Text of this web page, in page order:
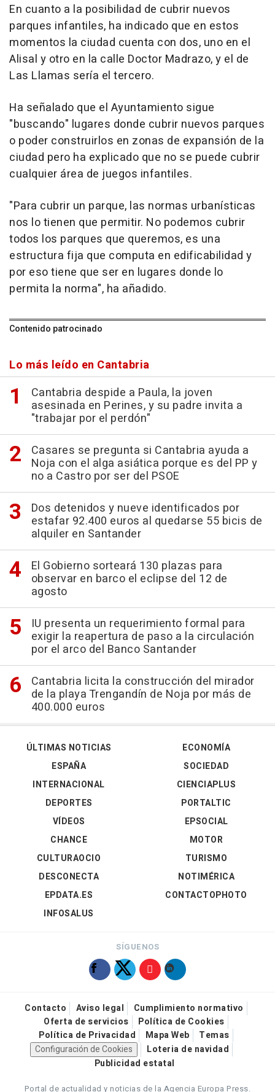
En cuanto a la posibilidad de cubrir nuevos
parques infantiles, ha indicado que en estos
momentos la ciudad cuenta con dos, uno en el
Alisal y otro en la calle Doctor Madrazo, y el de
Las Llamas sería el tercero.
Ha señalado que el Ayuntamiento sigue
"buscando" lugares donde cubrir nuevos parques
o poder construirlos en zonas de expansión de la
ciudad pero ha explicado que no se puede cubrir
cualquier área de juegos infantiles.
"Para cubrir un parque, las normas urbanísticas
nos lo tienen que permitir. No podemos cubrir
todos los parques que queremos, es una
estructura fija que computa en edificabilidad y
por eso tiene que ser en lugares donde lo
permita la norma", ha añadido.
Contenido patrocinado
Lo más leído en Cantabria
Cantabria despide a Paula, la joven
asesinada en Perines, y su padre invita a
"trabajar por el perdón"
Casares se pregunta si Cantabria ayuda a
Noja con el alga asiática porque es del PP y
no a Castro por ser del PSOE
Dos detenidos y nueve identificados por
estafar 92.400 euros al quedarse 55 bicis de
alquiler en Santander
El Gobierno sorteará 130 plazas para
observar en barco el eclipse del 12 de
agosto
IU presenta un requerimiento formal para
exigir la reapertura de paso a la circulación
por el arco del Banco Santander
Cantabria licita la construcción del mirador
de la playa Trengandín de Noja por más de
400.000 euros
ÚLTIMAS NOTICIAS
ESPAÑA
INTERNACIONAL
DEPORTES
VÍDEOS
ECONOMÍA
SOCIEDAD
CIENCIAPLUS
PORTALTIC
EPSOCIAL
CHANCE
CULTURAOCIO
DESCONECTA
EPDATA.ES
INFOSALUS
MOTOR
TURISMO
NOTIMÉRICA
CONTACTOPHOTO
SÍGUENOS
Contacto Aviso legal
Cumplimiento normativo
Oferta de servicios
Política de Cookies
Política de Privacidad
Mapa Web
Temas
Configuración de Cookies
Loteria de navidad
Publicidad estatal
Portal de actualidad y noticias de la Agencia Europa Press.